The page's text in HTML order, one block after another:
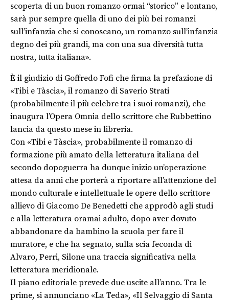
scoperta di un buon romanzo ormai “storico” e lontano,
sarà pur sempre quella di uno dei più bei romanzi
sull’infanzia che si conoscano, un romanzo sull’infanzia
degno dei più grandi, ma con una sua diversità tutta
nostra, tutta italiana».
È il giudizio di Goffredo Fofi che firma la prefazione di
«Tibi e Tàscia», il romanzo di Saverio Strati
(probabilmente il più celebre tra i suoi romanzi), che
inaugura l’Opera Omnia dello scrittore che Rubbettino
lancia da questo mese in libreria.
Con «Tibi e Tàscia», probabilmente il romanzo di
formazione più amato della letteratura italiana del
secondo dopoguerra ha dunque inizio un’operazione
attesa da anni che porterà a riportare all’attenzione del
mondo culturale e intellettuale le opere dello scrittore
allievo di Giacomo De Benedetti che approdò agli studi
e alla letteratura oramai adulto, dopo aver dovuto
abbandonare da bambino la scuola per fare il
muratore, e che ha segnato, sulla scia feconda di
Alvaro, Perri, Silone una traccia significativa nella
letteratura meridionale.
Il piano editoriale prevede due uscite all’anno. Tra le
prime, si annunciano «La Teda», «Il Selvaggio di Santa